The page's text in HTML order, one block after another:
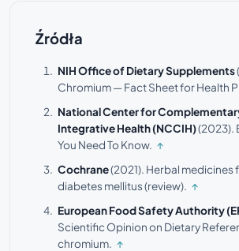
Źródła
NIH Office of Dietary Supplements
Chromium — Fact Sheet for Health
National Center for
Integrative Health (NCCIH)(2023).
You Need To Know. ↑
Cochrane(2021). Herbal medicines
diabetes mellitus (review). ↑
European Food Safety Authority
Scientific Opinion on Dietary
chromium. ↑